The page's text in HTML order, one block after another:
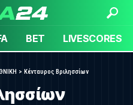
BET LIVESCORES
> Κένταυρος Βριλησσίων